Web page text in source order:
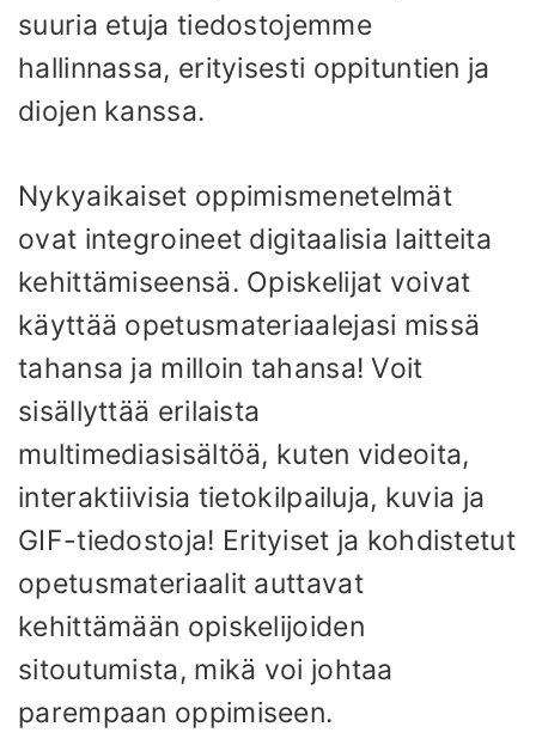
suuria etuja tiedostojemme
hallinnassa, erityisesti oppituntien ja
diojen kanssa.
Nykyaikaiset oppimismenetelmät
ovat integroineet digitaalisia laitteita
kehittämiseensä. Opiskelijat voivat
käyttää opetusmateriaalejasi missä
tahansa ja milloin tahansa! Voit
sisällyttää erilaista
multimediasisältöä, kuten videoita,
interaktiivisia tietokilpailuja, kuvia ja
GIF-tiedostoja! Erityiset ja kohdistetut
opetusmateriaalit auttavat
kehittämään opiskelijoiden
sitoutumista, mikä voi johtaa
parempaan oppimiseen.